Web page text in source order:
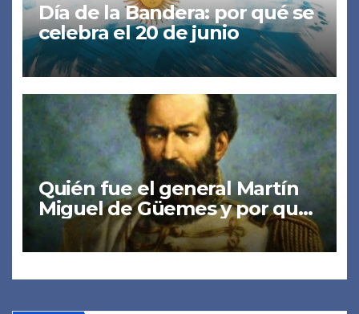
Día de la Bandera: por qué se
celebra el 20 de junio
Quién fue el general Martín
Miguel de Güemes y por qué
hoy es feriado en su honor?